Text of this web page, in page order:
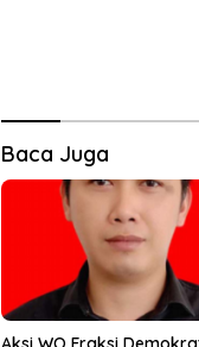
Baca Juga